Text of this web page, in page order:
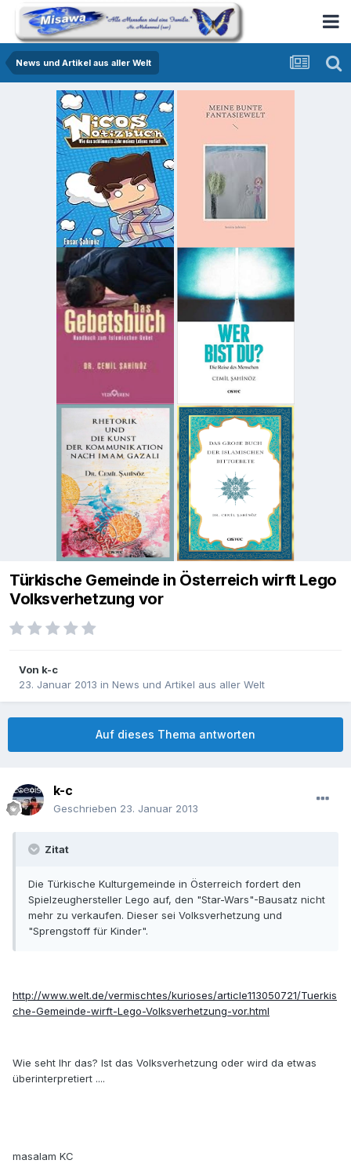
News und Artikel aus aller Welt
Türkische Gemeinde in Österreich wirft Lego
Volksverhetzung vor
Von k-c
23. Januar 2013 in News und Artikel aus aller Welt
Auf dieses Thema antworten
k-c
Geschrieben 23. Januar 2013
Zitat
Die Türkische Kulturgemeinde in Österreich fordert den
Spielzeughersteller Lego auf, den "Star-Wars"-Bausatz nicht
mehr zu verkaufen. Dieser sei Volksverhetzung und
"Sprengstoff für Kinder".
http://www.welt.de/vermischtes/kurioses/article113050721/Tuerkis
che-Gemeinde-wirft-Lego-Volksverhetzung-vor.html
Wie seht Ihr das? Ist das Volksverhetzung oder wird da etwas
überinterpretiert ....
masalam KC